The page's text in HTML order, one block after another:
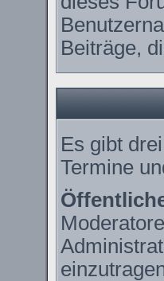
Beiträge,
Es gibt
Termine